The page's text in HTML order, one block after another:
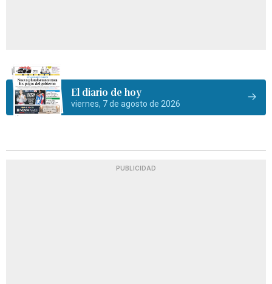
El diario de hoy
viernes, 7 de agosto de 2026
PUBLICIDAD